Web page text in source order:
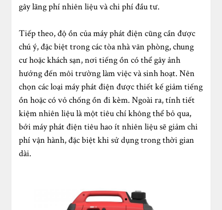
gây lãng phí nhiên liệu và chi phí đầu tư.
Tiếp theo, độ ồn của máy phát điện cũng cần được
chú ý, đặc biệt trong các tòa nhà văn phòng, chung
cư hoặc khách sạn, nơi tiếng ồn có thể gây ảnh
hưởng đến môi trường làm việc và sinh hoạt. Nên
chọn các loại máy phát điện được thiết kế giảm tiếng
ồn hoặc có vỏ chống ồn đi kèm. Ngoài ra, tính tiết
kiệm nhiên liệu là một tiêu chí không thể bỏ qua,
bởi máy phát điện tiêu hao ít nhiên liệu sẽ giảm chi
phí vận hành, đặc biệt khi sử dụng trong thời gian
dài.